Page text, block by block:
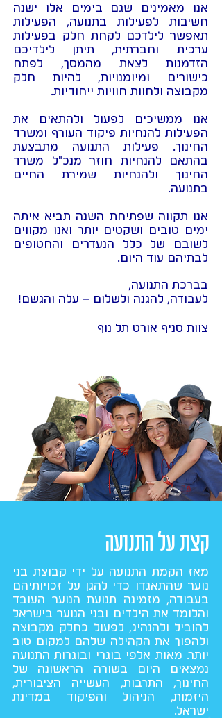
צוות סניף אורט תל נוף
אנו מאמינים שגם בימים אלו ישנה
חשיבות לפעילות בתנועה, הפעילות
תאפשר לילדכם לקחת חלק בפעילות
ערכית וחברתית, תיתן לילדיכם
הזדמנות לצאת מהמסך, לפתח
כישורים ומיומנויות, להיות חלק
מקבוצה ולחוות חוויות ייחודיות.
אנו ממשיכים לפעול ולהתאים את
הפעילות להנחיות פיקוד העורף ומשרד
החינוך. פעילות התנועה מתבצעת
בהתאם להנחיות חוזר מנכ"ל משרד
החינוך ולהנחיות שמירת החיים
בתנועה.
אנו תקווה שפתיחת השנה תביא איתה
ימים טובים ושקטים יותר ואנו מקווים
לשובם של כלל הנעדרים והחטופים
לבתיהם עוד היום.
בברכת התנועה,
לעבודה, להגנה ולשלום – עלה והגשם!
קצת על התנועה
מאז הקמת התנועה על ידי קבוצת בני
נוער שהתאגדו כדי להגן על זכויותיהם
בעבודה, מזמינה תנועת הנוער העובד
והלומד את הילדים ובני הנוער בישראל
להוביל ולהנהיג, לפעול כחלק מקבוצה
ולהפוך את הקהילה שלהם למקום טוב
יותר. מאות אלפי בוגרי ובוגרות התנועה
נמצאים היום בשורה הראשונה של
החינוך, התרבות, העשייה הציבורית,
היזמות, הניהול והפיקוד במדינת
ישראל.